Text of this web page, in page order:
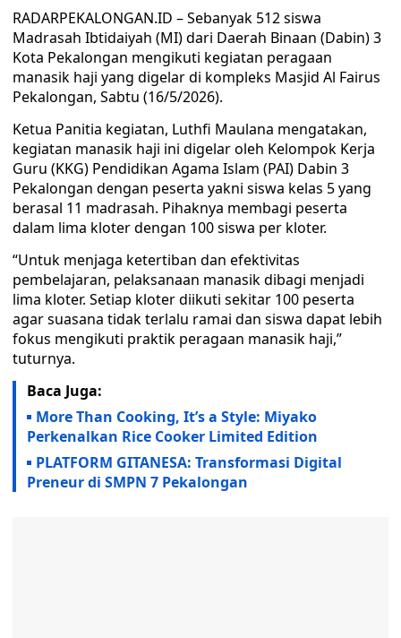
RADARPEKALONGAN.ID – Sebanyak 512 siswa
Madrasah Ibtidaiyah (MI) dari Daerah Binaan (Dabin) 3
Kota Pekalongan mengikuti kegiatan peragaan
manasik haji yang digelar di kompleks Masjid Al Fairus
Pekalongan, Sabtu (16/5/2026).
Ketua Panitia kegiatan, Luthfi Maulana mengatakan,
kegiatan manasik haji ini digelar oleh Kelompok Kerja
Guru (KKG) Pendidikan Agama Islam (PAI) Dabin 3
Pekalongan dengan peserta yakni siswa kelas 5 yang
berasal 11 madrasah. Pihaknya membagi peserta
dalam lima kloter dengan 100 siswa per kloter.
“Untuk menjaga ketertiban dan efektivitas
pembelajaran, pelaksanaan manasik dibagi menjadi
lima kloter. Setiap kloter diikuti sekitar 100 peserta
agar suasana tidak terlalu ramai dan siswa dapat lebih
fokus mengikuti praktik peragaan manasik haji,”
tuturnya.
Baca Juga:
More Than Cooking, It’s a Style: Miyako
Perkenalkan Rice Cooker Limited Edition
PLATFORM GITANESA: Transformasi Digital
Preneur di SMPN 7 Pekalongan